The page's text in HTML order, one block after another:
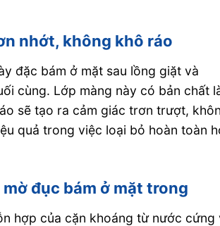
nhớt, không khô ráo
đặc bám ở mặt sau lồng giặt và
cùng. Lớp màng này có bản chất
sẽ tạo ra cảm giác trơn trượt,
quả trong việc loại bỏ hoàn toàn
đục bám ở mặt trong
hợp của cặn khoáng từ nước cứng